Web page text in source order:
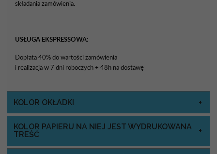
składania zamówienia.
USŁUGA EKSPRESSOWA:
Dopłata 40% do wartości zamówienia
i realizacja w 7 dni roboczych + 48h na dostawę
KOLOR OKŁADKI
KOLOR PAPIERU NA NIEJ JEST WYDRUKOWANA
TREŚĆ